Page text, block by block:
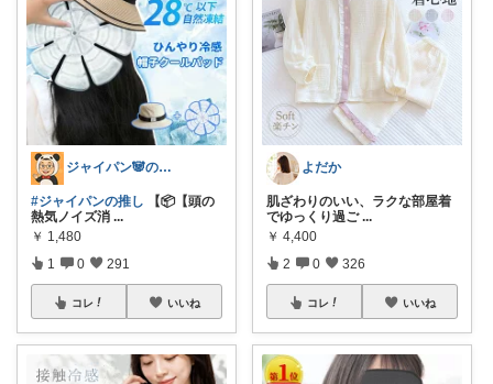
ジャイパン🐼の当直明け回復ROOM
#ジャイパンの推し 【📦【頭の
熱気ノイズ消 ...
￥ 1,480
1 0 291
コレ いいね
よだか
肌ざわりのいい、ラクな部屋着
でゆっくり過ご ...
￥ 4,400
2 0 326
コレ いいね